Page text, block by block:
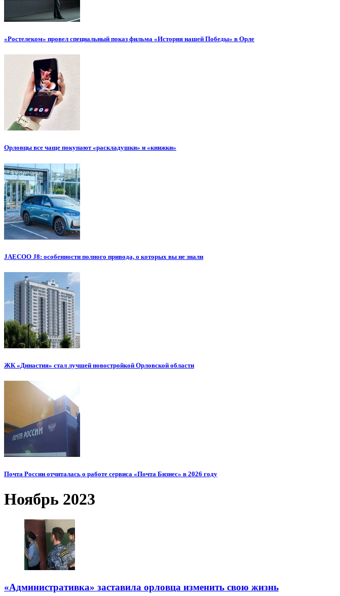
«Ростелеком» провел специальный показ фильма «История нашей Победы» в Орле
Орловцы все чаще покупают «раскладушки» и «книжки»
JAECOO J8: особенности полного привода, о которых вы не знали
ЖК «Династия» стал лучшей новостройкой Орловской области
Почта России отчиталась о работе сервиса «Почта Бизнес» в 2026 году
Ноябрь 2023
«Административка» заставила орловца изменить свою жизнь